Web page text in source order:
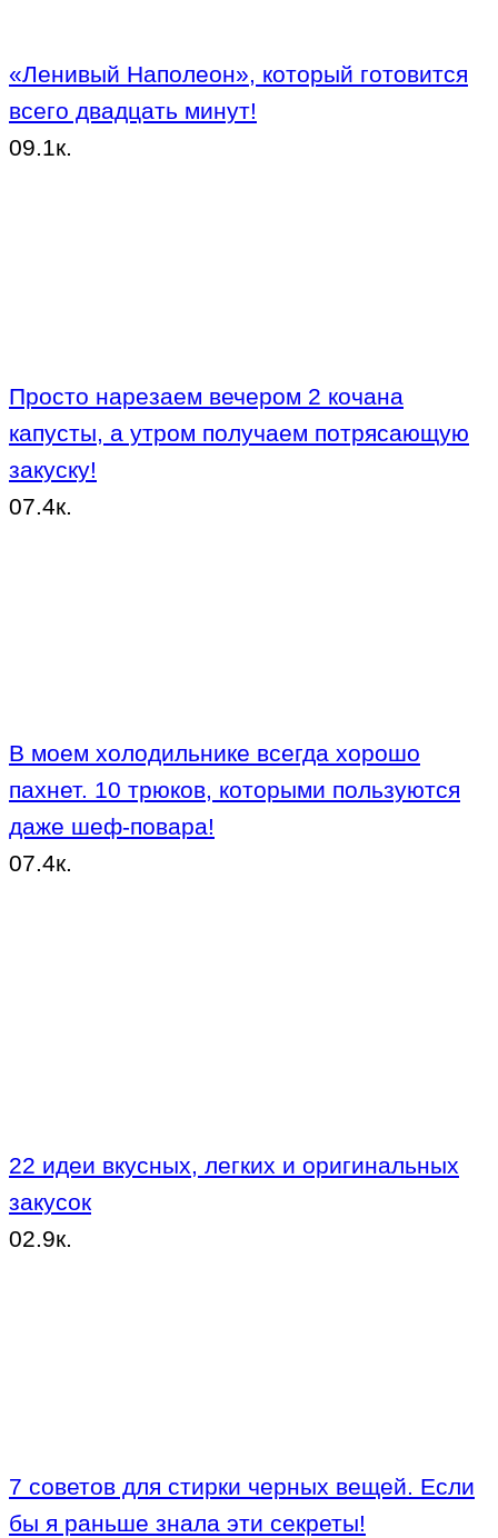
«Ленивый Наполеон», который готовится
всего двадцать минут!
09.1к.
Просто нарезаем вечером 2 кочана
капусты, а утром получаем потрясающую
закуску!
07.4к.
В моем холодильнике всегда хорошо
пахнет. 10 трюков, которыми пользуются
даже шеф-повара!
07.4к.
22 идеи вкусных, легких и оригинальных
закусок
02.9к.
7 советов для стирки черных вещей. Если
бы я раньше знала эти секреты!